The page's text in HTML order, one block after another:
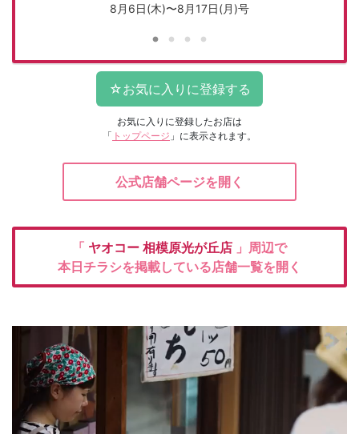
8月6日(木)〜8月17日(月)号
お気に入りに登録したお店は
「 トップページ 」に表示されます。
公式店舗ページを開く
「 ヤオコー 相模原光が丘店 」周辺で
本日チラシを掲載している店舗一覧を開く